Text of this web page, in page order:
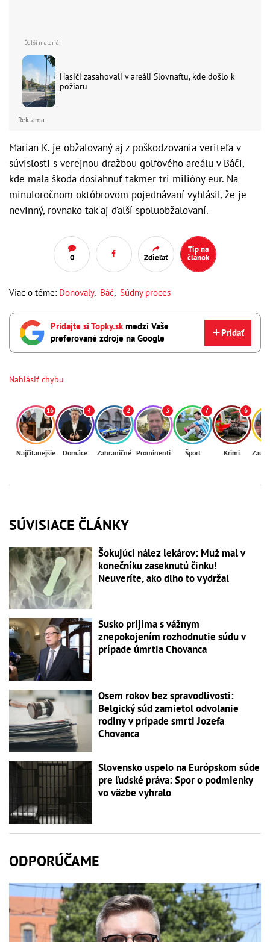
Hasiči zasahovali v areáli Slovnaftu, kde došlo k
požiaru
Reklama
Marian K. je obžalovaný aj z poškodzovania veriteľa v
súvislosti s verejnou dražbou golfového areálu v Báči,
kde mala škoda dosiahnuť takmer tri milióny eur. Na
minuloročnom októbrovom pojednávaní vyhlásil, že je
nevinný, rovnako tak aj ďalší spoluobžalovaní.
0 Zdieľať
Tip na
článok
Viac o téme: Donovaly, Báč, Súdny proces
Pridajte si Topky.skmedzi Vaše
preferované zdroje na Google
Pridať
Nahlásiť chybu
16
Najčítanejšie
4
Domáce
2
Zahraničné
3
Prominenti
7
Šport
6
Krimi
SÚVISIACE ČLÁNKY
Šokujúci nález lekárov: Muž mal v
konečníku zaseknutú činku!
Neuveríte, ako dlho to vydržal
Susko prijíma s vážnym
znepokojením rozhodnutie súdu v
prípade úmrtia Chovanca
Osem rokov bez spravodlivosti:
Belgický súd zamietol odvolanie
rodiny v prípade smrti Jozefa
Chovanca
Slovensko uspelo na Európskom súde
pre ľudské práva: Spor o podmienky
vo väzbe vyhralo
ODPORÚČAME